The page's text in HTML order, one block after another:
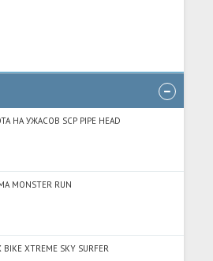
НА УЖАСОВ SCP PIPE HEAD
MONSTER RUN
BIKE XTREME SKY SURFER